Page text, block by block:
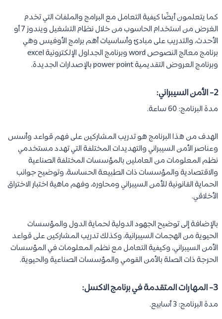
كما يتعلمون أيضًا كيفية التعامل مع البرامج والملفات التي تخدم
الغرض من استخدام الحاسوب من خلال نظام التشغيل ويندوز 7 أو
الأحدث، والتدريب على مبادئ وأساسيات أهم برامج الأوفيس وهي
برنامج معالج النصوص word وبرنامج الجداول الإلكترونية excel
وبرنامج العروض التقديمية power point بالإصدارات الجديدة.
2- الأمن السيبراني:
مدة البرنامج: 60 ساعة.
الهدف من هذا البرنامج هو تدريب المشاركين على فهم قواعد وأسس
وعناصر الأمن السيبراني والتهديدات المختلفة التي تهدد مستخدمي
نظم المعلومات من العاملين بالمؤسسات المختلفة الصناعية
والاقتصادية والمؤسسات ذات الطبيعة الحساسة، وتوضيح جوانب
الحماية القانونية للأمن السيبراني ومحاوره، وفهم ماهية اختبار الاختراق
الأخلاقي.
بالإضافة إلى توضيح الجهود الدولية لحماية الدول والمؤسسات
الحيوية من الهجمات السيبرانية، وكذلك تدريب المشاركين على قواعد
الأمن السيبراني، وكيفية التعامل مع نظم المعلومات في المؤسسات
الحرجة ذات الصلة بالأمن القومي والمؤسسات الصناعية والحيوية.
3- المهارات المتقدمة في برنامج الاكسل:
مدة البرنامج: 3 أسابيع.